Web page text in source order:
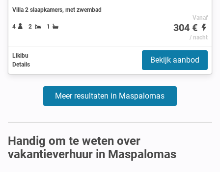
Villa 2 slaapkamers, met zwembad
4 2 1
Vanaf
304 €
/ nacht
Likibu
Details
Bekijk aanbod
Meer resultaten in Maspalomas
Handig om te weten over
vakantieverhuur in Maspalomas